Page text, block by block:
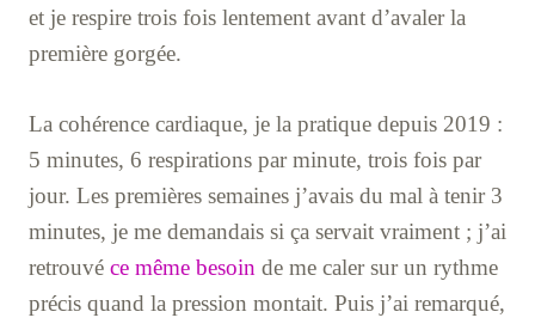
et je respire trois fois lentement avant d’avaler la
première gorgée.
La cohérence cardiaque, je la pratique depuis 2019 :
5 minutes, 6 respirations par minute, trois fois par
jour. Les premières semaines j’avais du mal à tenir 3
minutes, je me demandais si ça servait vraiment ; j’ai
retrouvé ce même besoin de me caler sur un rythme
précis quand la pression montait. Puis j’ai remarqué,